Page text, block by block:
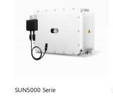
SUN5000 Serie